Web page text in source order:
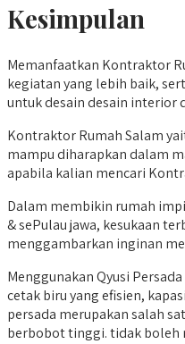
Kesimpulan
Memanfaatkan Kontraktor
kegiatan yang lebih baik,
untuk desain desain interior
Kontraktor Rumah Salam
mampu diharapkan dalam
apabila kalian mencari
Dalam membikin rumah
& sePulau jawa, kesukaan
menggambarkan inginan
Menggunakan Qyusi
cetak biru yang efisien,
persada merupakan salah
berbobot tinggi. tidak boleh